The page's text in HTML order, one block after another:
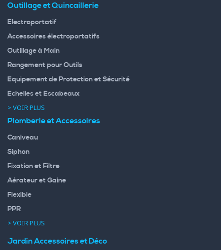
Outillage et Quincaillerie
Electroportatif
Accessoires électroportatifs
Outillage à Main
Rangement pour Outils
Equipement de Protection et Sécurité
Echelles et Escabeaux
> VOIR PLUS
Plomberie et Accessoires
Caniveau
Siphon
Fixation et Filtre
Aérateur et Gaine
Flexible
PPR
> VOIR PLUS
Jardin Accessoires et Déco